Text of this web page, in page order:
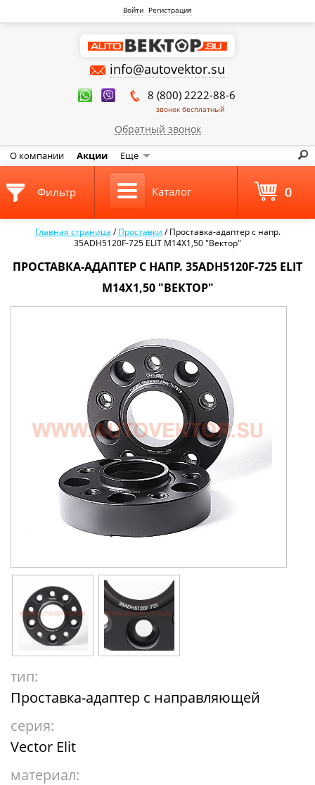
Войти Регистрация
info@autovektor.su
8 (800) 2222-88-6
звонок бесплатный
Обратный звонок
О компании Акции Еще
Главная страница /Проставки /Проставка-адаптер с напр.
35ADH5120F-725 ELIT M14X1,50 "Вектор"
ПРОСТАВКА-АДАПТЕР С НАПР. 35ADH5120F-725 ELIT
M14X1,50 "ВЕКТОР"
тип:
Проставка-адаптер с направляющей
серия:
Vector Elit
материал:
Фильтр Каталог 0